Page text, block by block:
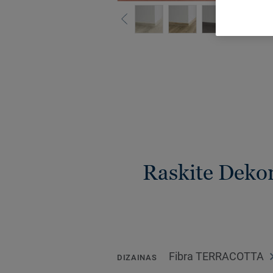
Raskite
DIZAINAS Fibra TERRACOTTA